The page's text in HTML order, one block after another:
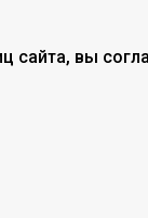
сайта, вы